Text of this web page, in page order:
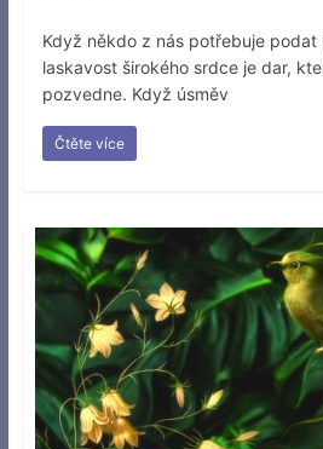
Když někdo z nás potřebuje podat
laskavost širokého srdce je dar,
pozvedne. Když úsměv
Čtěte více